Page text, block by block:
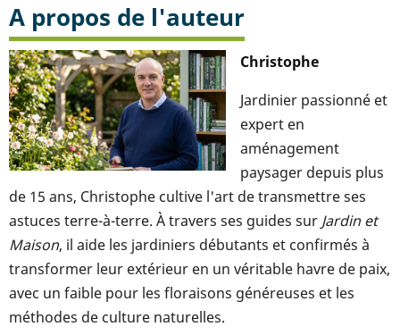
A propos de l'auteur
Christophe
Jardinier passionné et
expert en
aménagement
paysager depuis plus
de 15 ans, Christophe cultive l'art de transmettre ses
astuces terre-à-terre. À travers ses guides sur Jardin et
Maison, il aide les jardiniers débutants et confirmés à
transformer leur extérieur en un véritable havre de paix,
avec un faible pour les floraisons généreuses et les
méthodes de culture naturelles.